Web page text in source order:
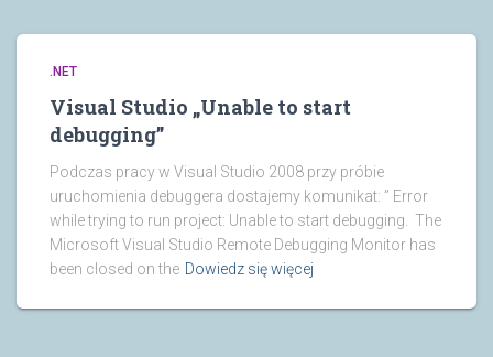
.NET
Visual Studio „Unable to start
debugging”
Podczas pracy w Visual Studio 2008 przy próbie
uruchomienia debuggera dostajemy komunikat: ” Error
while trying to run project: Unable to start debugging. The
Microsoft Visual Studio Remote Debugging Monitor has
been closed on the Dowiedz się więcej